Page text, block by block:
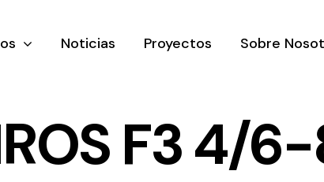
Noticias Proyectos Sobre
F3 4/